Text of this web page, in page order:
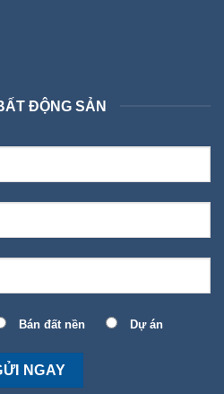
ĐỘNG SẢN
Bán đất nền Dự án